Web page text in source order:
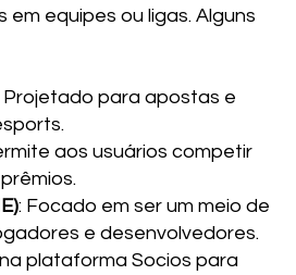
em equipes ou ligas. Alguns
Projetado para apostas e
aos usuários competir
: Focado em ser um meio de
e desenvolvedores.
plataforma Socios para